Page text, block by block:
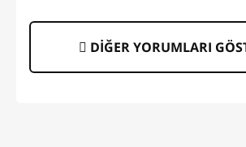
DİĞER YORUMLARI